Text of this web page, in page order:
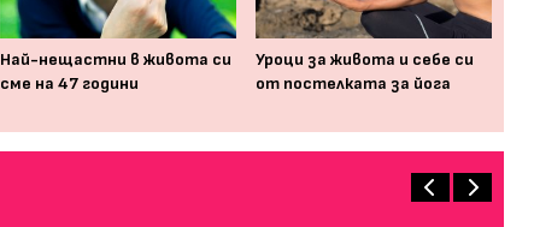
Най-нещастни в живота си
сме на 47 години
Уроци за живота и себе си
от постелката за йога